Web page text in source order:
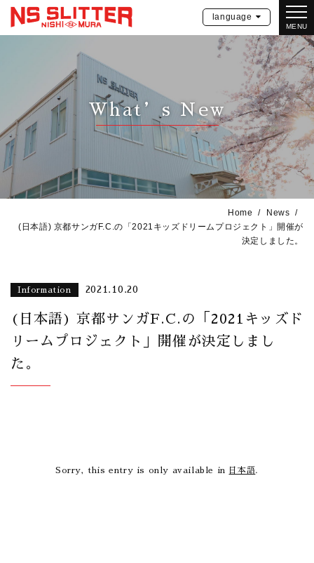
MENU
language
What’s New
Home
News
(日本語) 京都サンガF.C.の「2021キッズドリームプロジェクト」開催が
決定しました。
Information 2021.10.20
(日本語) 京都サンガF.C.の「2021キッズド
リームプロジェクト」開催が決定しまし
た。
Sorry, this entry is only available in 日本語.